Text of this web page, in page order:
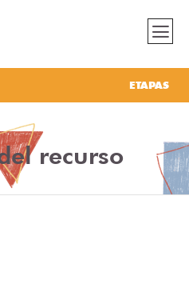
ETAPAS
recurso